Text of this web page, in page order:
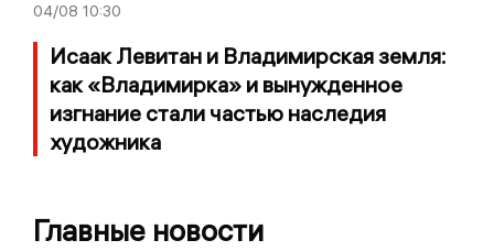
04/08 10:30
Исаак Левитан и Владимирская земля:
как «Владимирка» и вынужденное
изгнание стали частью наследия
художника
Главные новости